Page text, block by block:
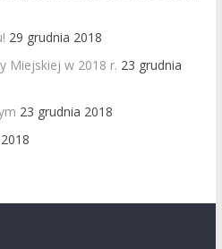
29 grudnia 2018
Miejskiej w 2018 r. 23 grudnia
23 grudnia 2018